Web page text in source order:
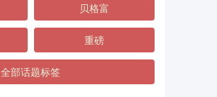
贝格富
重磅
全部话题标签